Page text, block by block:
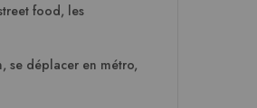
food, les
se déplacer en métro,